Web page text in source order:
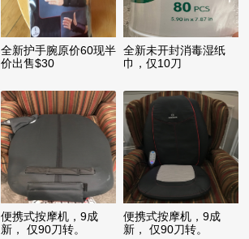
全新护手腕原价60现半
价出售$30
全新未开封消毒湿纸
巾，仅10刀
便携式按摩机，9成
新， 仅90刀转。
便携式按摩机，9成
新， 仅90刀转。